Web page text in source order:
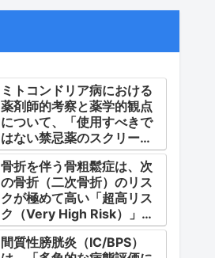
ミトコンドリア病における
薬剤師的考察と薬学的観点
について、「使用すべきで
はない禁忌薬のスクリーニ
ング」「対症療法・カクテ
ル療法の適正使用」「画期
的な新薬・DDSの動向」の
3つの軸から整理します。
骨折を伴う骨粗鬆症は、次
の骨折（二次骨折）のリス
クが極めて高い「超高リス
ク（Very High Risk）」な
状態です。
間質性膀胱炎（IC/BPS）